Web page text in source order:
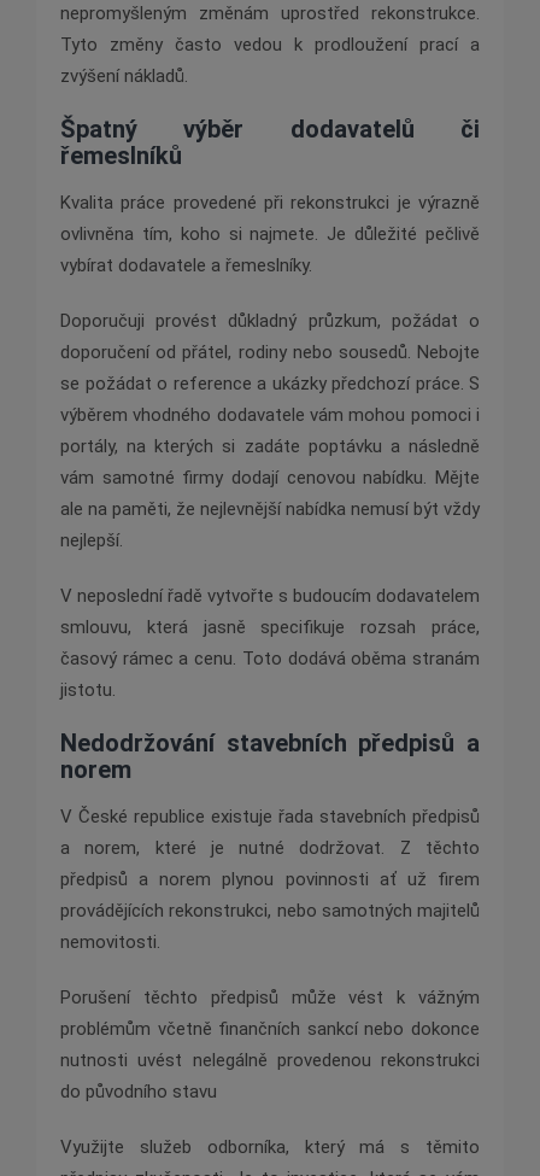
nepromyšleným změnám uprostřed rekonstrukce.
Tyto změny často vedou k prodloužení prací a
zvýšení nákladů.
Špatný výběr dodavatelů či
řemeslníků
Kvalita práce provedené při rekonstrukci je výrazně
ovlivněna tím, koho si najmete. Je důležité pečlivě
vybírat dodavatele a řemeslníky.
Doporučuji provést důkladný průzkum, požádat o
doporučení od přátel, rodiny nebo sousedů. Nebojte
se požádat o reference a ukázky předchozí práce. S
výběrem vhodného dodavatele vám mohou pomoci i
portály, na kterých si zadáte poptávku a následně
vám samotné firmy dodají cenovou nabídku. Mějte
ale na paměti, že nejlevnější nabídka nemusí být vždy
nejlepší.
V neposlední řadě vytvořte s budoucím dodavatelem
smlouvu, která jasně specifikuje rozsah práce,
časový rámec a cenu. Toto dodává oběma stranám
jistotu.
Nedodržování stavebních předpisů a
norem
V České republice existuje řada stavebních předpisů
a norem, které je nutné dodržovat. Z těchto
předpisů a norem plynou povinnosti ať už firem
provádějících rekonstrukci, nebo samotných majitelů
nemovitosti.
Porušení těchto předpisů může vést k vážným
problémům včetně finančních sankcí nebo dokonce
nutnosti uvést nelegálně provedenou rekonstrukci
do původního stavu
Využijte služeb odborníka, který má s těmito